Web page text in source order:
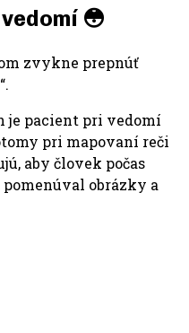
😳
zvykne prepnúť
je pacient pri vedomí
pri mapovaní reči
aby človek počas
obrázky a